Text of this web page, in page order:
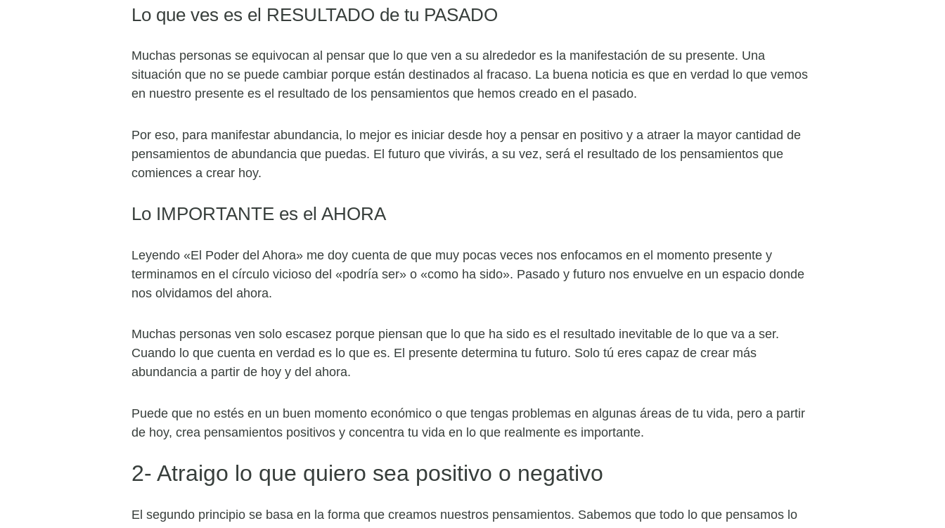
Lo que ves es el RESULTADO de tu PASADO
Muchas personas se equivocan al pensar que lo que ven a su alrededor es la manifestación de su presente. Una
situación que no se puede cambiar porque están destinados al fracaso. La buena noticia es que en verdad lo que vemos
en nuestro presente es el resultado de los pensamientos que hemos creado en el pasado.
Por eso, para manifestar abundancia, lo mejor es iniciar desde hoy a pensar en positivo y a atraer la mayor cantidad de
pensamientos de abundancia que puedas. El futuro que vivirás, a su vez, será el resultado de los pensamientos que
comiences a crear hoy.
Lo IMPORTANTE es el AHORA
Leyendo «El Poder del Ahora» me doy cuenta de que muy pocas veces nos enfocamos en el momento presente y
terminamos en el círculo vicioso del «podría ser» o «como ha sido». Pasado y futuro nos envuelve en un espacio donde
nos olvidamos del ahora.
Muchas personas ven solo escasez porque piensan que lo que ha sido es el resultado inevitable de lo que va a ser.
Cuando lo que cuenta en verdad es lo que es. El presente determina tu futuro. Solo tú eres capaz de crear más
abundancia a partir de hoy y del ahora.
Puede que no estés en un buen momento económico o que tengas problemas en algunas áreas de tu vida, pero a partir
de hoy, crea pensamientos positivos y concentra tu vida en lo que realmente es importante.
2- Atraigo lo que quiero sea positivo o negativo
El segundo principio se basa en la forma que creamos nuestros pensamientos. Sabemos que todo lo que pensamos lo